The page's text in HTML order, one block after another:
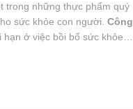
trong những thực phẩm quý
sức khỏe con người. Công
hạn ở việc bồi bổ sức khỏe